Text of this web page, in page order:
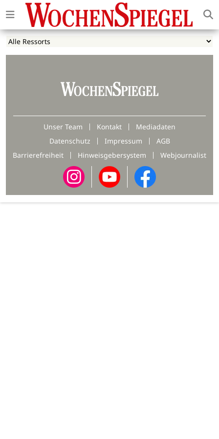
Unser Team Kontakt
Mediadaten
Datenschutz
Impressum
AGB
Barrierefreiheit
Hinweisgebersystem Webjournalist